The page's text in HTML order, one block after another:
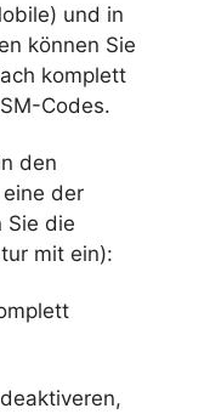
und in
können Sie
komplett
Codes.
den
der
Sie die
mit ein):